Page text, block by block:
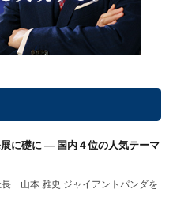
展に礎に ― 国内４位の人気テーマ
山本 雅史 ジャイアントパンダを